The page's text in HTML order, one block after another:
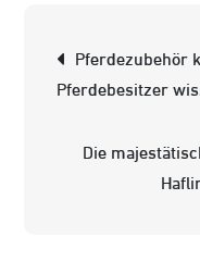
Navigation
Pferdezubehör
Pferdebesitzer
Die